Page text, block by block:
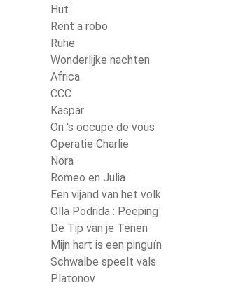
Hut
Rent a robo
Ruhe
Wonderlijke nachten
Africa
CCC
Kaspar
On 's occupe de vous
Operatie Charlie
Nora
Romeo en Julia
Een vijand van het volk
Olla Podrida : Peeping
De Tip van je Tenen
Mijn hart is een pinguïn
Schwalbe speelt vals
Platonov